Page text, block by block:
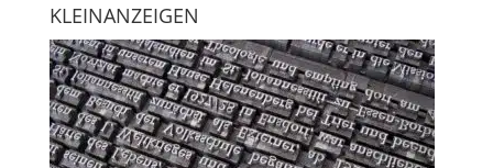
KLEINANZEIGEN